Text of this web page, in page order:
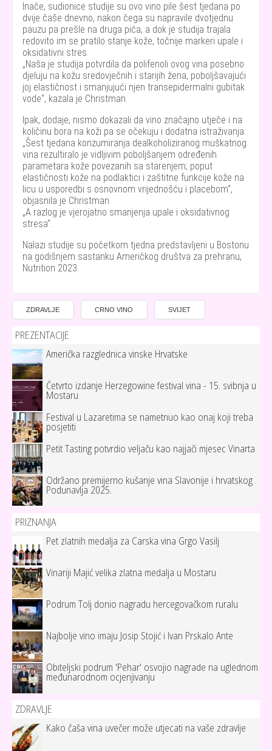
Inače, sudionice studije su ovo vino pile šest tjedana po
dvije čaše dnevno, nakon čega su napravile dvotjednu
pauzu pa prešle na druga pića, a dok je studija trajala
redovito im se pratilo stanje kože, točnije markeri upale i
oksidativni stres.
Naša je studija potvrdila da polifenoli ovog vina posebno
djeluju na kožu sredovječnih i starijih žena, poboljšavajući
joj elastičnost i smanjujući njen transepidermalni gubitak
vode , kazala je Christman.
Ipak, dodaje, nismo dokazali da vino značajno utječe i na
količinu bora na koži pa se očekuju i dodatna istraživanja.
Šest tjedana konzumiranja dealkoholiziranog muškatnog
vina rezultiralo je vidljivim poboljšanjem određenih
parametara kože povezanih sa starenjem; poput
elastičnosti kože na podlaktici i zaštitne funkcije kože na
licu u usporedbi s osnovnom vrijednošću i placebom ,
objasnila je Christman.
A razlog je vjerojatno smanjenja upale i oksidativnog
stresa .
Nalazi studije su početkom tjedna predstavljeni u Bostonu
na godišnjem sastanku Američkog društva za prehranu,
Nutrition 2023.
ZDRAVLJE CRNO VINO SVIJET
PREZENTACIJE
Američka razglednica vinske Hrvatske
Četvrto izdanje Herzegowine festival vina - 15. svibnja u
Mostaru
Festival u Lazaretima se nametnuo kao onaj koji treba
posjetiti
Petit Tasting potvrdio veljaču kao najjači mjesec Vinarta
Održano premijerno kušanje vina Slavonije i hrvatskog
Podunavlja 2025.
PRIZNANJA
Pet zlatnih medalja za Carska vina Grgo Vasilj
Vinariji Majić velika zlatna medalja u Mostaru
Podrum Tolj donio nagradu hercegovačkom ruralu
Najbolje vino imaju Josip Stojić i Ivan Prskalo Ante
Obiteljski podrum 'Pehar' osvojio nagrade na uglednom
međunarodnom ocjenjivanju
ZDRAVLJE
Kako čaša vina uvečer može utjecati na vaše zdravlje